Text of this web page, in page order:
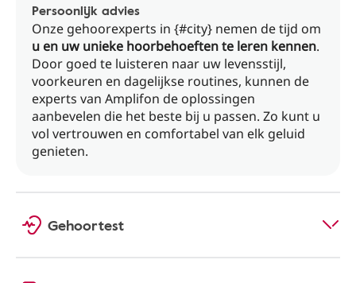
Persoonlijk advies
Onze gehoorexperts in {#city} nemen de tijd om
u en uw unieke hoorbehoeften te leren kennen.
Door goed te luisteren naar uw levensstijl,
voorkeuren en dagelijkse routines, kunnen de
experts van Amplifon de oplossingen
aanbevelen die het beste bij u passen. Zo kunt u
vol vertrouwen en comfortabel van elk geluid
genieten.
Gehoortest